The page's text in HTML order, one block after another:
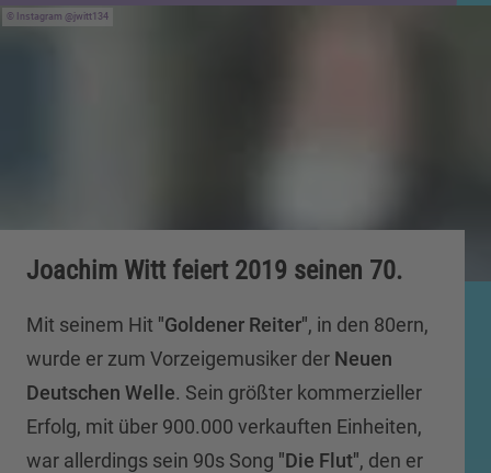
Instagram @jwitt134
Joachim Witt feiert 2019 seinen 70.
Mit seinem Hit "Goldener Reiter", in den 80ern,
wurde er zum Vorzeigemusiker der Neuen
Deutschen Welle. Sein größter kommerzieller
Erfolg, mit über 900.000 verkauften Einheiten,
war allerdings sein 90s Song "Die Flut", den er